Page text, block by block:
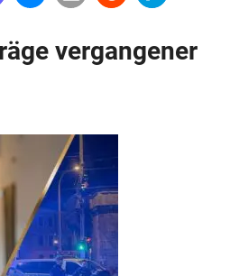
Anzeige
Anzeige
Anzeige
vergangener